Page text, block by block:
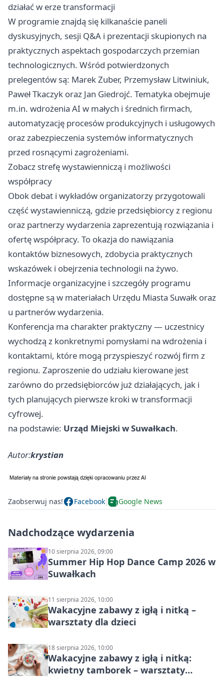
działać w erze transformacji
W programie znajdą się kilkanaście paneli
dyskusyjnych, sesji Q&A i prezentacji skupionych na
praktycznych aspektach gospodarczych przemian
technologicznych. Wśród potwierdzonych
prelegentów są: Marek Zuber, Przemysław Litwiniuk,
Paweł Tkaczyk oraz Jan Giedrojć. Tematyka obejmuje
m.in. wdrożenia AI w małych i średnich firmach,
automatyzację procesów produkcyjnych i usługowych
oraz zabezpieczenia systemów informatycznych
przed rosnącymi zagrożeniami.
Zobacz strefę wystawienniczą i możliwości
współpracy
Obok debat i wykładów organizatorzy przygotowali
część wystawienniczą, gdzie przedsiębiorcy z regionu
oraz partnerzy wydarzenia zaprezentują rozwiązania i
ofertę współpracy. To okazja do nawiązania
kontaktów biznesowych, zdobycia praktycznych
wskazówek i obejrzenia technologii na żywo.
Informacje organizacyjne i szczegóły programu
dostępne są w materiałach Urzędu Miasta Suwałk oraz
u partnerów wydarzenia.
Konferencja ma charakter praktyczny — uczestnicy
wychodzą z konkretnymi pomysłami na wdrożenia i
kontaktami, które mogą przyspieszyć rozwój firm z
regionu. Zaproszenie do udziału kierowane jest
zarówno do przedsiębiorców już działających, jak i
tych planujących pierwsze kroki w transformacji
cyfrowej.
na podstawie: Urząd Miejski w Suwałkach.
Autor:krystian
Zaobserwuj nas! Facebook Google News
Nadchodzące wydarzenia
10 sierpnia 2026, 09:00
Summer Hip Hop Dance Camp 2026 w
Suwałkach
11 sierpnia 2026, 10:00
Wakacyjne zabawy z igłą i nitką –
warsztaty dla dzieci
18 sierpnia 2026, 10:00
Wakacyjne zabawy z igłą i nitką:
kwietny tamborek – warsztaty